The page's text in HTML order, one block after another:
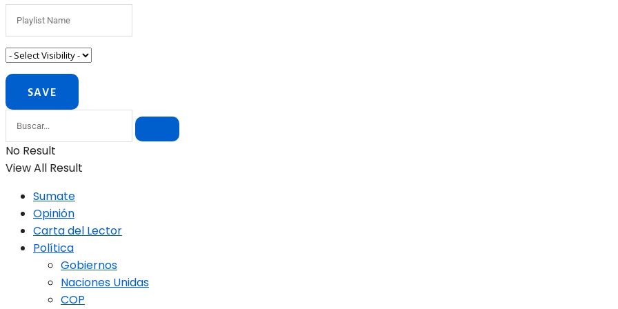
No Result
View All Result
Sumate
Opinión
Carta del Lector
Política
Gobiernos
Naciones Unidas
COP